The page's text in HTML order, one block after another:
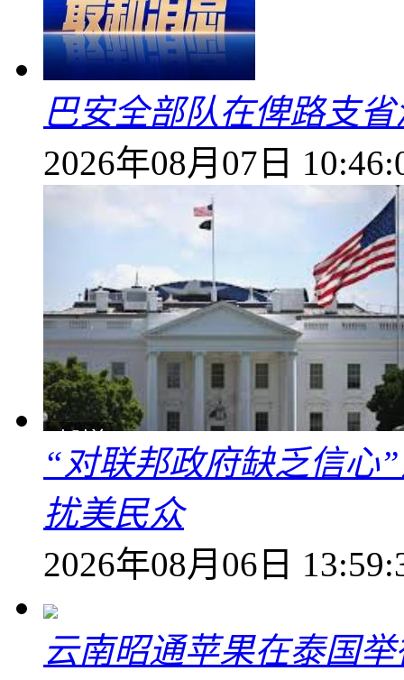
巴安全部队在俾路支
2026年08月07日
“对联邦政府缺乏信心
扰美民众
2026年08月06日
云南昭通苹果在泰国